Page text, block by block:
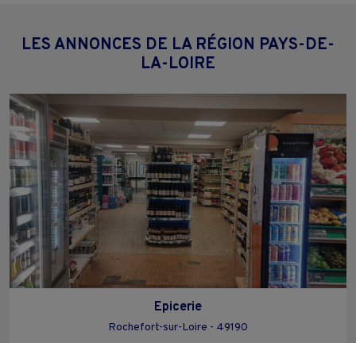
LES ANNONCES DE LA RÉGION PAYS-DE-
LA-LOIRE
Epicerie
Rochefort-sur-Loire - 49190